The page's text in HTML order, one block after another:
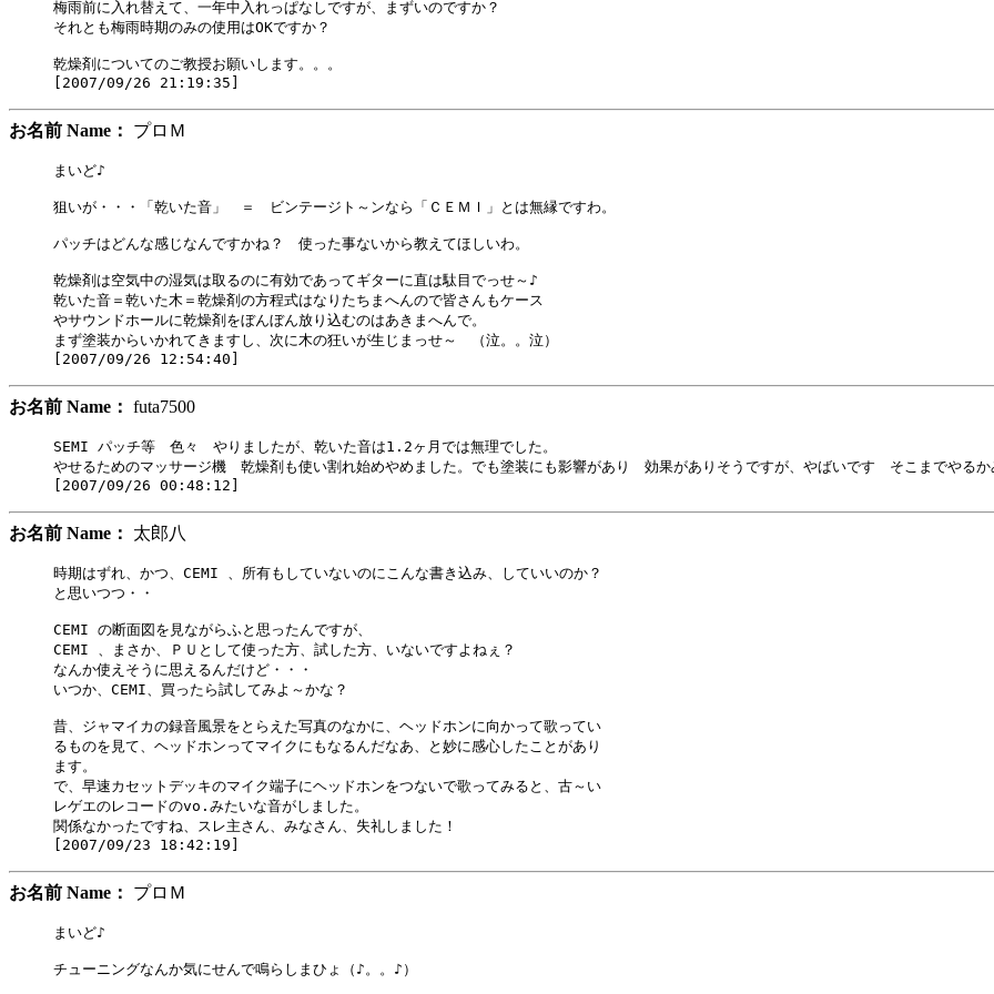
梅雨前に入れ替えて、一年中入れっぱなしですが、まずいのですか？
それとも梅雨時期のみの使用はOKですか？
乾燥剤についてのご教授お願いします。。。
お名前 Name： プロＭ
まいど♪
狙いが・・・「乾いた音」　＝　ビンテージト～ンなら「ＣＥＭＩ」とは無縁ですわ。
パッチはどんな感じなんですかね？　使った事ないから教えてほしいわ。
乾燥剤は空気中の湿気は取るのに有効であってギターに直は駄目でっせ～♪
乾いた音＝乾いた木＝乾燥剤の方程式はなりたちまへんので皆さんもケース
やサウンドホールに乾燥剤をぼんぼん放り込むのはあきまへんで。
まず塗装からいかれてきますし、次に木の狂いが生じまっせ～　（泣。。泣）
お名前 Name： futa7500
SEMI パッチ等　色々　やりましたが、乾いた音は1.2ヶ月では無理でした。
やせるためのマッサージ機　乾燥剤も使い割れ始めやめました。でも塗装にも影響があり　効果がありそうですが、やばいです　そこまでやる
お名前 Name： 太郎八
時期はずれ、かつ、CEMI 、所有もしていないのにこんな書き込み、していいのか？
と思いつつ・・
CEMI の断面図を見ながらふと思ったんですが、
CEMI 、まさか、ＰＵとして使った方、試した方、いないですよねぇ？
なんか使えそうに思えるんだけど・・・
いつか、CEMI、買ったら試してみよ～かな？
昔、ジャマイカの録音風景をとらえた写真のなかに、ヘッドホンに向かって歌ってい
るものを見て、ヘッドホンってマイクにもなるんだなあ、と妙に感心したことがあり
ます。
で、早速カセットデッキのマイク端子にヘッドホンをつないで歌ってみると、古～い
レゲエのレコードのvo.みたいな音がしました。
関係なかったですね、スレ主さん、みなさん、失礼しました！
お名前 Name： プロＭ
まいど♪
チューニングなんか気にせんで鳴らしまひょ（♪。。♪）